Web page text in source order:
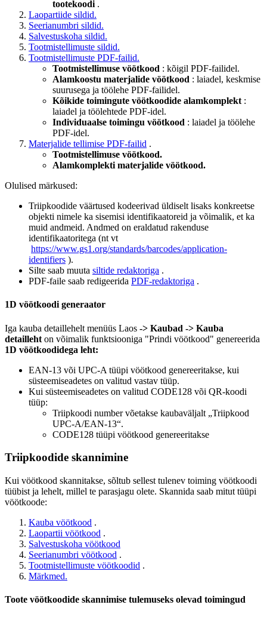
tootekoodi .
Laopartiide sildid.
Seerianumbri sildid.
Salvestuskoha sildid.
Tootmistellimuste sildid.
Tootmistellimuste PDF-failid.
Tootmistellimuse vöötkood : kõigil PDF-failidel.
Alamkoostu materjalide vöötkood : laiadel, keskmise
suurusega ja töölehe PDF-failidel.
Kõikide toimingute vöötkoodide alamkomplekt :
laiadel ja töölehtede PDF-idel.
Individuaalse toimingu vöötkood : laiadel ja töölehe
PDF-idel.
Materjalide tellimise PDF-failid .
Tootmistellimuse vöötkood.
Alamkomplekti materjalide vöötkood.
Olulised märkused:
Triipkoodide väärtused kodeerivad üldiselt lisaks konkreetse
objekti nimele ka sisemisi identifikaatoreid ja võimalik, et ka
muid andmeid. Andmed on eraldatud rakenduse
identifikaatoritega (nt vt
https://www.gs1.org/standards/barcodes/application-
identifiers ).
Silte saab muuta siltide redaktoriga .
PDF-faile saab redigeerida PDF-redaktoriga .
1D vöötkoodi generaator
Iga kauba detaillehelt menüüs Laos -> Kaubad -> Kauba
detailleht on võimalik funktsiooniga "Prindi vöötkood" genereerida
1D vöötkoodidega leht:
EAN-13 või UPC-A tüüpi vöötkood genereeritakse, kui
süsteemiseadetes on valitud vastav tüüp.
Kui süsteemiseadetes on valitud CODE128 või QR-koodi
tüüp:
Triipkoodi number võetakse kaubaväljalt „Triipkood
UPC-A/EAN-13“.
CODE128 tüüpi vöötkood genereeritakse
Triipkoodide skannimine
Kui vöötkood skannitakse, sõltub sellest tulenev toiming vöötkoodi
tüübist ja lehelt, millel te parasjagu olete. Skannida saab mitut tüüpi
vöötkoode:
Kauba vöötkood .
Laopartii vöötkood .
Salvestuskoha vöötkood
Seerianumbri vöötkood .
Tootmistellimuste vöötkoodid .
Märkmed.
Toote vöötkoodide skannimise tulemuseks olevad toimingud